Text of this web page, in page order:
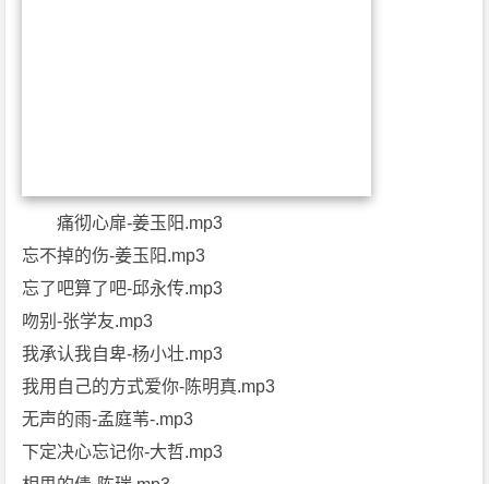
痛彻心扉-姜玉阳.mp3
忘不掉的伤-姜玉阳.mp3
忘了吧算了吧-邱永传.mp3
吻别-张学友.mp3
我承认我自卑-杨小壮.mp3
我用自己的方式爱你-陈明真.mp3
无声的雨-孟庭苇-.mp3
下定决心忘记你-大哲.mp3